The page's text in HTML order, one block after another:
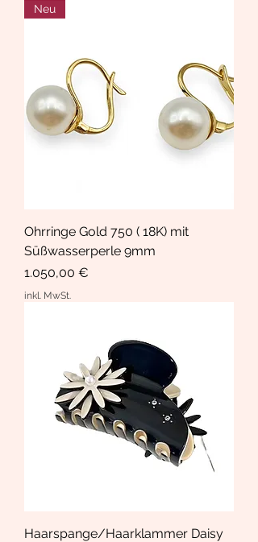
Neu
Ohrringe Gold 750 ( 18K) mit
Süßwasserperle 9mm
Preis
1.050,00 €
inkl. MwSt.
Haarspange/Haarklammer Daisy